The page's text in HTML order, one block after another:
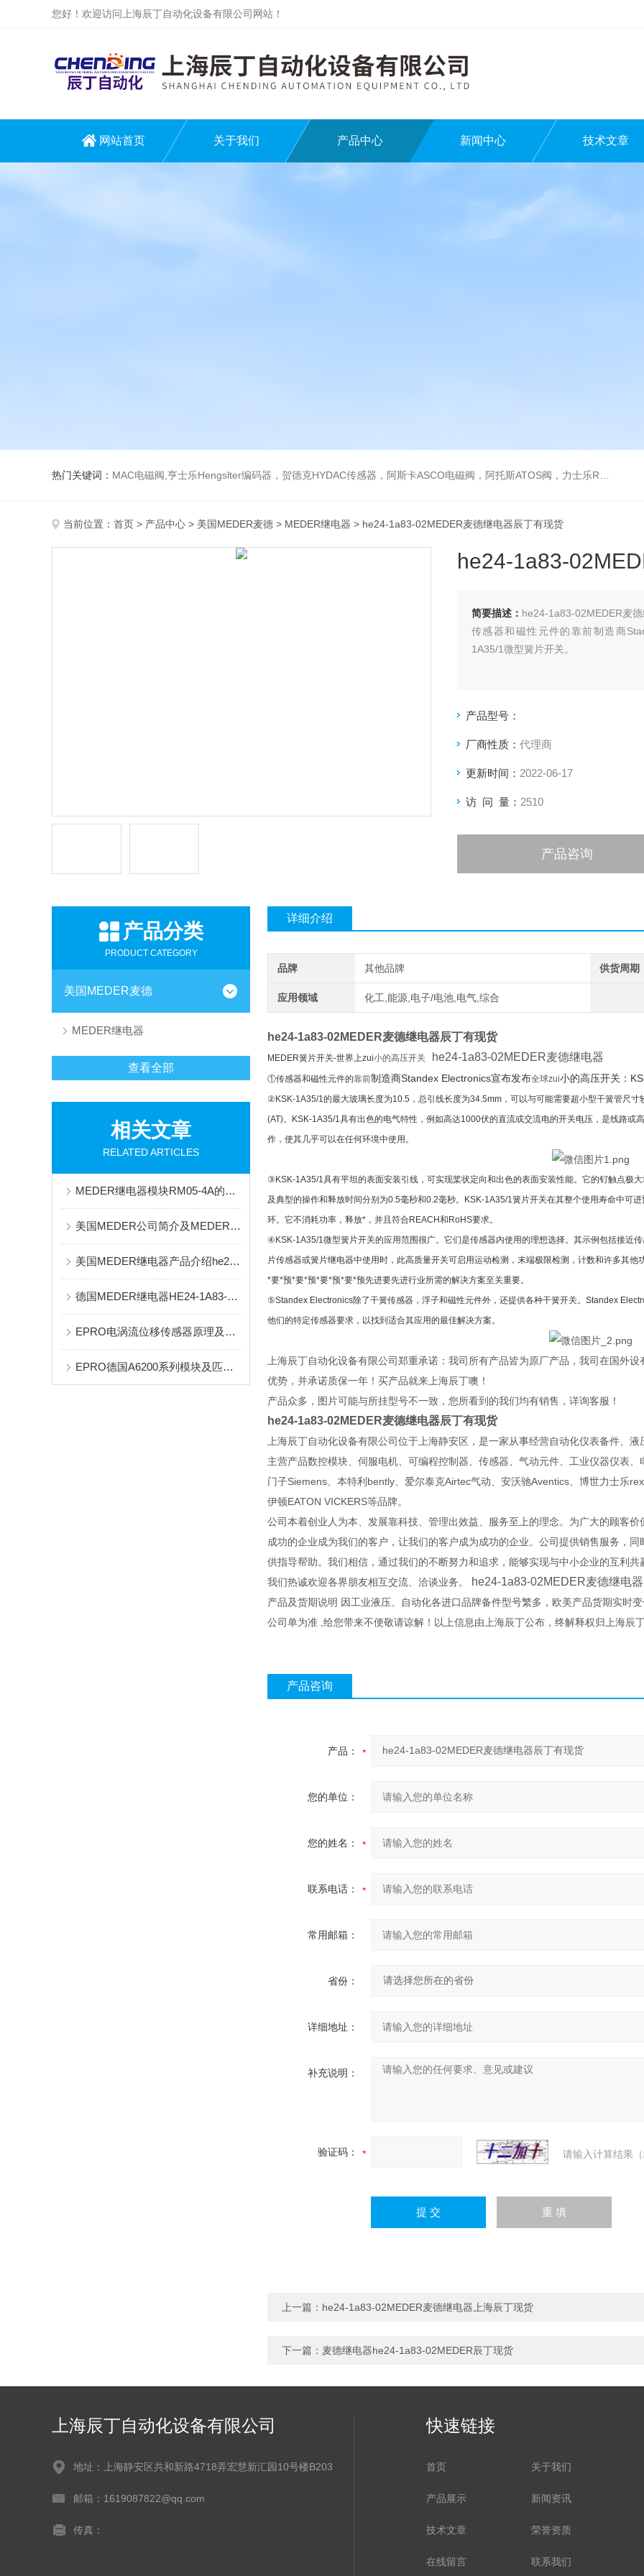
您好！欢迎访问上海辰丁自动化设备有限公司网站！
网站首页 关于我们 产品中心 新闻中心 技术文章
热门关键词： MAC电磁阀,亨士乐Hengslter编码器，贺德克HYDAC传感器，阿斯卡ASCO电磁阀，阿托斯ATOS阀，力士乐Rexroth泵，爱普EPRO传感器，穆格MOOG伺服阀，宝德BURKERT电磁阀，倍加福P F传感器
当前位置： 首页 > 产品中心 > 美国MEDER麦德 > MEDER继电器 > he24-1a83-02MEDER麦德继电器辰丁有现货
he24-1a83-
简要描述： he24-1a83-02MEDER麦
传感器和磁性元件的靠前制造商
1A35/1微型簧片开关。
产品型号：
厂商性质： 代理商
更新时间： 2022-06-17
访 问 量： 2510
产品咨询
产品分类
PRODUCT CATEGORY
美国MEDER麦德
MEDER继电器
查看全部
相关文章
RELATED ARTICLES
MEDER继电器模块RM05-4A的特点及应用
美国MEDER公司简介及MEDER簧片应用he24-1a83-02
美国MEDER继电器产品介绍he24-1a83-02
德国MEDER继电器HE24-1A83-02到货实拍
EPRO电涡流位移传感器原理及技术参数
EPRO德国A6200系列模块及匹配介绍
详细介绍
品牌 其他品牌 供货周期
应用领域 化工,能源,电子/电池,电气,综合
he24-1a83-02MEDER麦德继电器辰丁有现货
MEDER簧片开关-世界上zui小的高压开关 he24-1a83-02MEDER麦德继电器
①传感器和磁性元件的靠前制造商Standex Electronics宣布发布全球zui小的高压开关：
②KSK-1A35/1的最大玻璃长度为10.5，总引线长度为34.5mm，可以与可能需要超小型干簧管尺
(AT)。KSK-1A35/1具有出色的电气特性，例如高达1000伏的直流或交流电的开关电压，是线路
作，使其几乎可以在任何环境中使用。
③KSK-1A35/1具有平坦的表面安装引线，可实现桨状定向和出色的表面安装性能。它的钌触点极
及典型的操作和释放时间分别为0.5毫秒和0.2毫秒。KSK-1A35/1簧片开关在其整个使用寿命中可
环。它不消耗功率，释放*，并且符合REACH和RoHS要求。
④KSK-1A35/1微型簧片开关的应用范围很广。它们是传感器内使用的理想选择。其示例包括接近
片传感器或簧片继电器中使用时，此高质量开关可启用运动检测，末端极限检测，计数和许多其
*要*预*要*预*要*预*要*预先进要先进行业所需的解决方案至关重要。
⑤Standex Electronics除了干簧传感器，浮子和磁性元件外，还提供各种干簧开关。Standex
他们的特定传感器要求，以找到适合其应用的最佳解决方案。
上海辰丁自动化设备有限公司郑重承诺：我司所有产品皆为原厂产品，我司在国外
优势，并承诺质保一年！买产品就来上海辰丁噢！
产品众多，图片可能与所挂型号不一致，您所看到的我们均有销售，详询客服！
he24-1a83-02MEDER麦德继电器辰丁有现货
上海辰丁自动化设备有限公司位于上海静安区，是一家从事经营自动化仪表备件、
主营产品数控模块、伺服电机、可编程控制器、传感器、气动元件、工业仪器仪表
门子Siemens、本特利bently、爱尔泰克Airtec气动、安沃驰Aventics、博世力士乐
伊顿EATON VICKERS等品牌。
公司本着创业人为本、发展靠科技、管理出效益、服务至上的理念。为广大的顾客
成功的企业成为我们的客户，让我们的客户成为成功的企业。公司提供销售服务，
供指导帮助。我们相信，通过我们的不断努力和追求，能够实现与中小企业的互利
我们热诚欢迎各界朋友相互交流、洽谈业务。
he24-1a83-02MEDER麦德继电器
产品及货期说明 因工业液压、自动化各进口品牌备件型号繁多，欧美产品货期实时
公司单为准 ,给您带来不便敬请谅解！以上信息由上海辰丁公布，终解释权归上海辰
产品咨询
产品：
您的单位：
您的姓名：
联系电话：
常用邮箱：
省份：
详细地址：
补充说明：
验证码： 请输入计算结果
上一篇： he24-1a83-02MEDER麦德继电器上海辰丁现货
下一篇： 麦德继电器he24-1a83-02MEDER辰丁现货
上海辰丁自动化设备有限公司
地址：上海静安区共和新路4718弄宏慧新汇园10号楼B203
邮箱：1619087822@qq.com
传真：
快速链接
首页 关于我们
产品展示 新闻资讯
技术文章 荣誉资质
在线留言 联系我们